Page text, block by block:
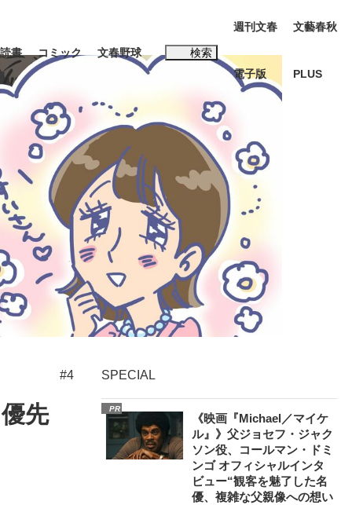
ンタビュー
日本代表“敗戦”の真実 選手が明かす...
が悲しい」『北の国から』倉本聰氏（91...
将棋
い資産運用のすべて
読書 コミック 文春野球 検索
#松田聖子
週刊文春
電子版
文藝春秋
PLUS
#4
先
SPECIAL
PR
《映画『Michael／マイケ
ル』》父ジョセフ・ジャク
ソン役、コールマン・ドミ
ンゴ オフィシャルインタ
ビュー“観客を魅了した名
優、複雑な父親像への想い